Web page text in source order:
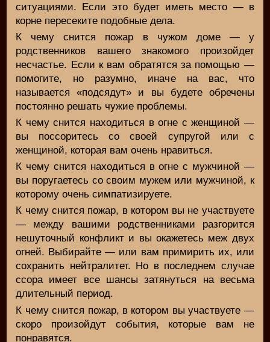
ситуациями. Если это будет иметь место — в
корне пересеките подобные дела.
К чему снится пожар в чужом доме — у
родственников вашего знакомого произойдет
несчастье. Если к вам обратятся за помощью —
помогите, но разумно, иначе на вас, что
называется «подсядут» и вы будете обречены
постоянно решать чужие проблемы.
К чему снится находиться в огне с женщиной —
вы поссоритесь со своей супругой или с
женщиной, которая вам очень нравиться.
К чему снится находиться в огне с мужчиной —
вы поругаетесь со своим мужем или мужчиной, к
которому очень симпатизируете.
К чему снится пожар, в котором вы не участвуете
— между вашими родственниками разгорится
нешуточный конфликт и вы окажетесь меж двух
огней. Выбирайте — или вам примирить их, или
сохранить нейтралитет. Но в последнем случае
ссора имеет все шансы затянуться на весьма
длительный период.
К чему снится пожар, в котором вы участвуете —
скоро произойдут события, которые вам не
понравятся.